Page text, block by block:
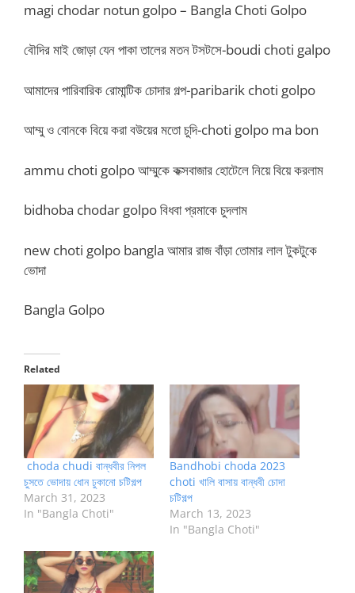
magi chodar notun golpo – Bangla Choti Golpo
বৌদির মাই জোড়া যেন পাকা তালের মতন টসটসে-boudi choti galpo
আমাদের পারিবারিক রোমান্টিক চোদার গল্প-paribarik choti golpo
আম্মু ও বোনকে বিয়ে করা বউয়ের মতো চুদি-choti golpo ma bon
ammu choti golpo আম্মুকে কক্সবাজার হোটেলে নিয়ে বিয়ে করলাম
bidhoba chodar golpo বিধবা প্রমাকে চুদলাম
new choti golpo bangla আমার রাজ বাঁড়া তোমার লাল টুকটুকে
ভোদা
Bangla Golpo
Related
choda chudi বান্ধবীর নিপল
চুসতে ভোদায় ধোন ঢুকানো চটিগল্প
March 31, 2023
In "Bangla Choti"
Bandhobi choda 2023
choti খালি বাসায় বান্ধবী চোদা
চটিগল্প
March 13, 2023
In "Bangla Choti"